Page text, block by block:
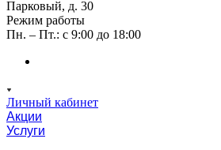
Парковый, д. 30
Режим работы
Пн. – Пт.: с 9:00 до 18:00
Личный кабинет
Акции
Услуги